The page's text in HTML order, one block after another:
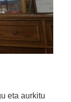
eta aurkitu